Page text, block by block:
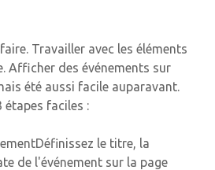
Travailler avec les éléments
Afficher des événements sur
été aussi facile auparavant.
étapes faciles :
le titre, la
de l'événement sur la page